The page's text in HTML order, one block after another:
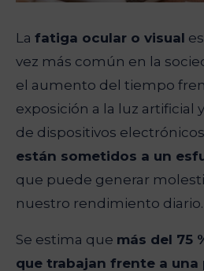
La fatiga ocular o visual
vez más común en la
el aumento del tiempo
exposición a la luz artificial
de dispositivos
están sometidos a un
que puede generar
nuestro rendimiento diario.
Se estima que más del 75
que trabajan frente a una